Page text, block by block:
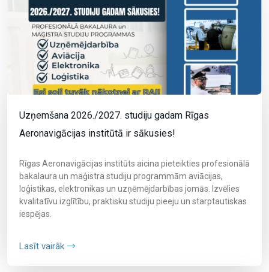
Uzņemšana 2026./2027. studiju gadam Rīgas
Aeronavigācijas institūtā ir sākusies!
Rīgas Aeronavigācijas institūts aicina pieteikties profesionālā
bakalaura un maģistra studiju programmām aviācijas,
loģistikas, elektronikas un uzņēmējdarbības jomās. Izvēlies
kvalitatīvu izglītību, praktisku studiju pieeju un starptautiskas
iespējas.
Lasīt vairāk